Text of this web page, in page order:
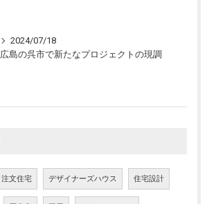
2024/07/18
広島の呉市で新たなプロジェクトの現調
注文住宅 デザイナーズハウス 住宅設計